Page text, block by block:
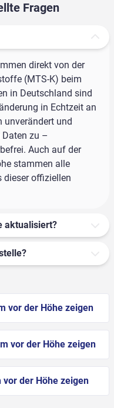
Fragen
direkt von der
(MTS-K) beim
in Deutschland sind
in Echtzeit an
unverändert und
zu –
Auch auf der
stammen alle
dieser offiziellen
aktualisiert?
vor der Höhe zeigen
vor der Höhe zeigen
der Höhe zeigen